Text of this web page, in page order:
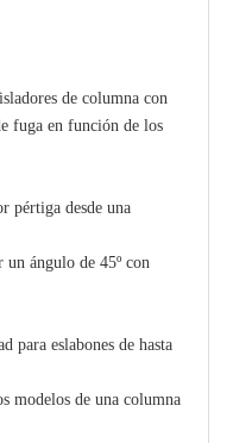
de columna con
fuga en función de los
pértiga desde una
ángulo de 45º con
para eslabones de hasta
modelos de una columna